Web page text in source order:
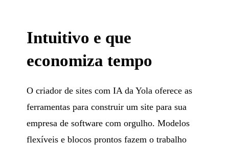
Intuitivo e que
economiza tempo
O criador de sites com IA da Yola oferece as
ferramentas para construir um site para sua
empresa de software com orgulho. Modelos
flexíveis e blocos prontos fazem o trabalho